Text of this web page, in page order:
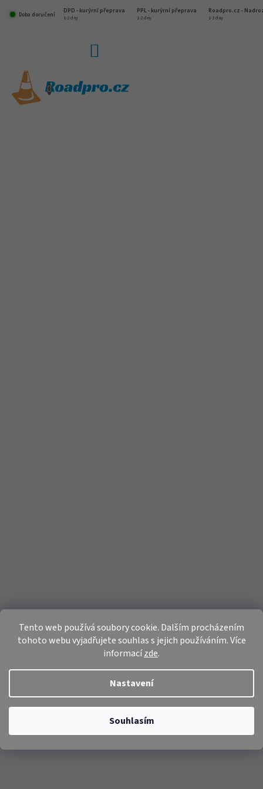
Tento web používá soubory cookie. Dalším procházením
tohoto webu vyjadřujete souhlas s jejich používáním. Více
informacízde.
Nastavení
Souhlasím
Doba doručení
DPD - kurýrní přeprava PPL - kurýrní přeprava Roadpro.cz -
1-2 dny 1-2 dny 1-3 dny